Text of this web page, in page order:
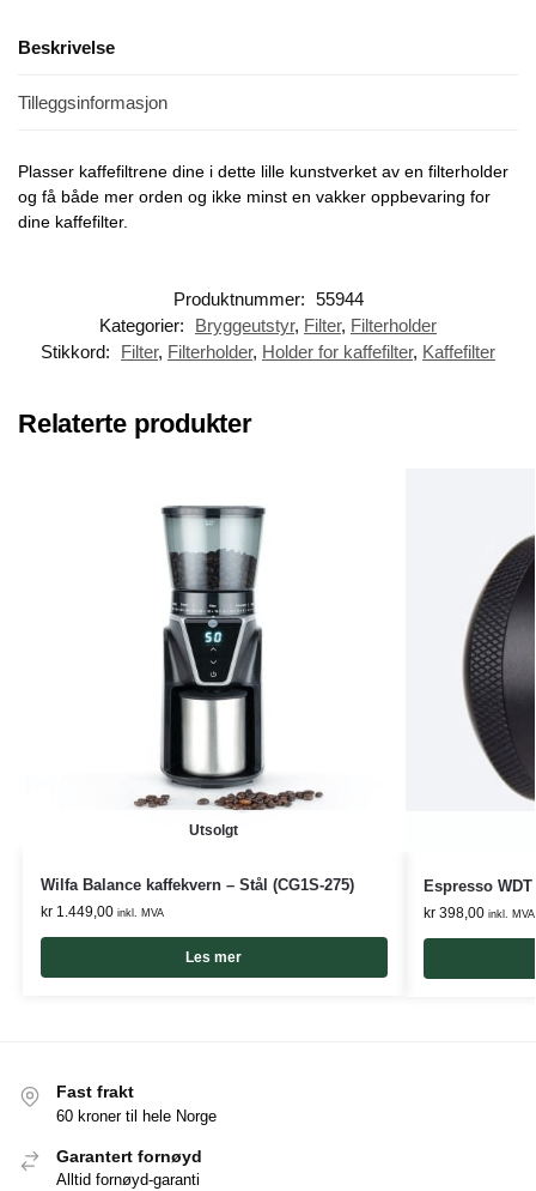
Beskrivelse
Tilleggsinformasjon
Plasser kaffefiltrene dine i dette lille kunstverket av en filterholder
og få både mer orden og ikke minst en vakker oppbevaring for
dine kaffefilter.
Produktnummer: 55944
Kategorier:
Bryggeutstyr, Filter, Filterholder
Stikkord:
Filter, Filterholder, Holder for kaffefilter, Kaffefilter
Relaterte produkter
Utsolgt
Wilfa Balance kaffekvern – Stål (CG1S-275)
kr1.449,00inkl. MVA
Les mer
Espresso
kr398,00inkl. MVA
Fast frakt
60 kroner til hele Norge
Garantert fornøyd
Alltid fornøyd-garanti